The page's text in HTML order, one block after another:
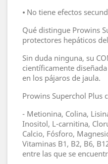
⦁ No tiene efectos
Qué distingue Prowins
protectores hepáticos
Sin duda ninguna, su
científicamente
en los pájaros de jaula.
Prowins Superchol Plus
- Metionina, Colina,
Inositol, L-carnitina,
Calcio, Fósforo,
Vitaminas B1, B2, B6,
entre las que se